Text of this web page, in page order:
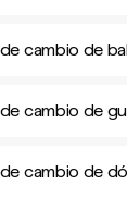
cambio de
cambio de
cambio de